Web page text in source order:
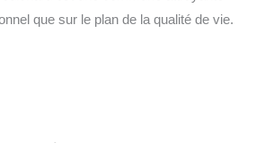
que sur le plan de la qualité de vie.